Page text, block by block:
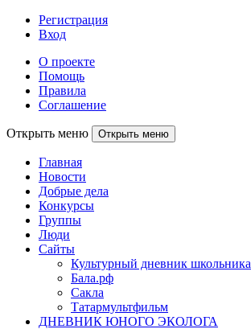
Регистрация
Вход
О проекте
Помощь
Правила
Соглашение
Открыть меню Открыть меню
Главная
Новости
Добрые дела
Конкурсы
Группы
Люди
Сайты
Культурный дневник школьника
Бала.рф
Сакла
Татармультфильм
ДНЕВНИК ЮНОГО ЭКОЛОГА